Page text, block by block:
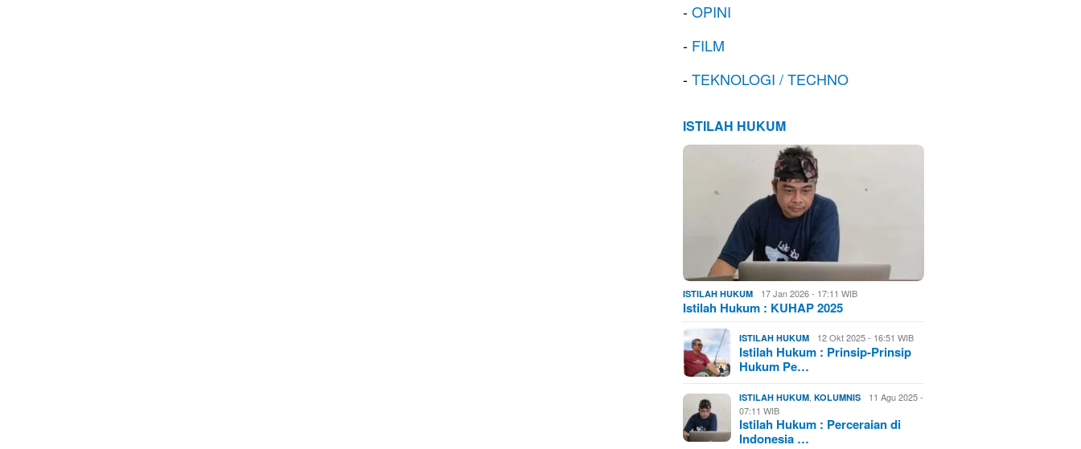
-OPINI
- FILM
-TEKNOLOGI / TECHNO
ISTILAH HUKUM
ISTILAH HUKUM 17 Jan 2026 - 17:11 WIB
Istilah Hukum : KUHAP 2025
ISTILAH HUKUM 12 Okt 2025 - 16:51 WIB
Istilah Hukum : Prinsip-Prinsip
Hukum Pe…
ISTILAH HUKUM ,KOLUMNIS
11 Agu 2025 -
07:11 WIB
Istilah Hukum : Perceraian di
Indonesia …